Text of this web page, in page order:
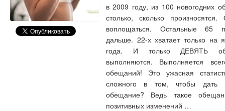
в 2009 году, из 100 новогодних
столько, сколько
воплощаться. Остальные 65
дальше. 22-х хватает только
года. И только ДЕВЯТЬ
выполняются. Выполняется
обещаний! Это ужасная
сложного в том, чтобы дать
обещание? Ведь такое
позитивных изменений …